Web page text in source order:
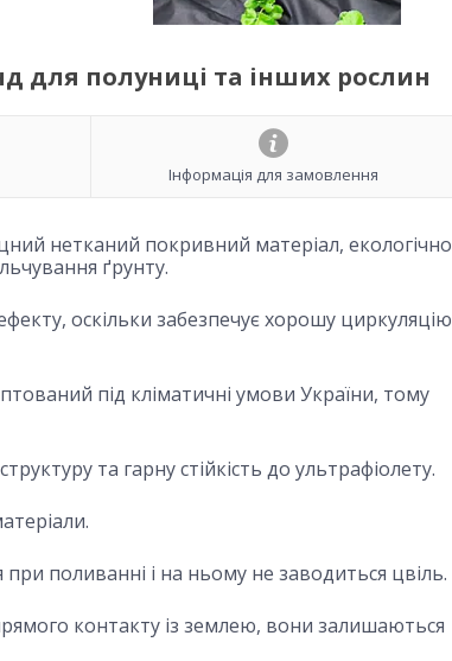
для полуниці та інших рослин
Інформація для замовлення
нетканий покривний матеріал, екологічно
ґрунту.
оскільки забезпечує хорошу циркуляцію
під кліматичні умови України, тому
та гарну стійкість до ультрафіолету.
поливанні і на ньому не заводиться цвіль.
контакту із землею, вони залишаються